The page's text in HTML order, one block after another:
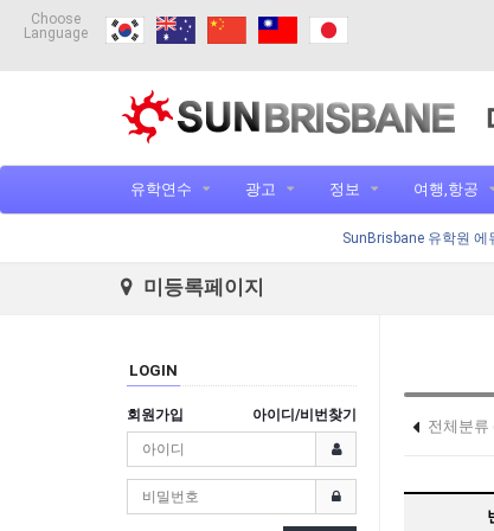
Choose
Language
유학연수 광고 정보 여행,항공
SunBrisbane 유학원 에
미등록페이지
LOGIN
회원가입 아이디/비번찾기
전체분류